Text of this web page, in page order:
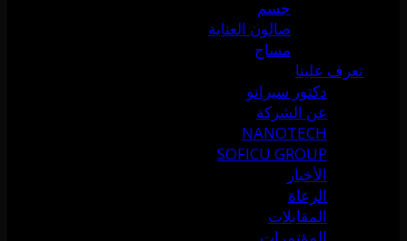
جسم
صالون العناية
مساج
تعرف علينا
دكتور سيرانو
عن الشركة
NANOTECH
SOFICU GROUP
الأخبار
الرعاة
المقابلات